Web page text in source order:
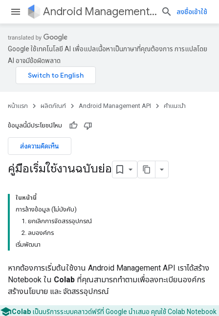
Android Management API ลงชื่อเข้าใช้
Google ใช้เทคโนโลยี AI เพื่อแปลเนื้อหาเป็นภาษาที่คุณต้องการ การแปลโดย
AI อาจมีข้อผิดพลาด
หน้าแรก ผลิตภัณฑ์ Android Management API คำแนะนำ
ข้อมูลนี้มีประโยชน์ไหม
ส่งความคิดเห็น
คู่มือเริ่มใช้งานฉบับย่อ
ในหน้านี้
การล้างข้อมูล (ไม่บังคับ)
1. ยกเลิกการจัดสรรอุปกรณ์
2. ลบองค์กร
เริ่มพัฒนา
หากต้องการเริ่มต้นใช้งาน Android Management API เราได้สร้าง
Notebook ใน Colab ที่คุณสามารถทำตามเพื่อลงทะเบียนองค์กร
สร้างนโยบาย และ จัดสรรอุปกรณ์
Colab เป็นบริการระบบคลาวด์ฟรีที่ Google นำเสนอ คุณใช้ Colab Notebook